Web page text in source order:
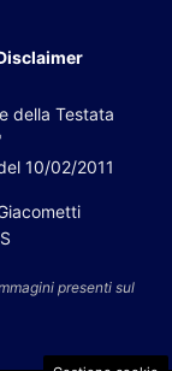
della Testata
10/02/2011
presenti sul